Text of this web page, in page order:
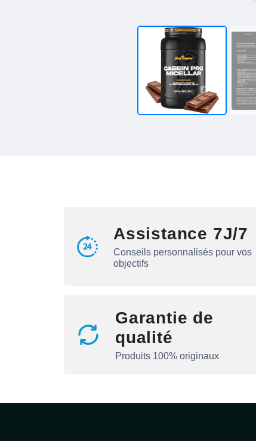
Assistance 7J/7
Conseils personnalisés pour vos
objectifs
Garantie de
qualité
Produits 100% originaux